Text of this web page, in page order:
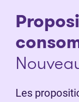
Les